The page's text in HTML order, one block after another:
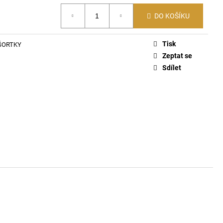
DO KOŠÍKU
Tisk
Zeptat se
Sdílet